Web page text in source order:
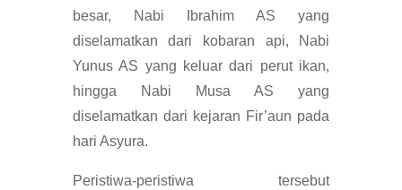
besar, Nabi Ibrahim AS yang
diselamatkan dari kobaran api, Nabi
Yunus AS yang keluar dari perut ikan,
hingga Nabi Musa AS yang
diselamatkan dari kejaran Fir’aun pada
hari Asyura.
Peristiwa-peristiwa tersebut